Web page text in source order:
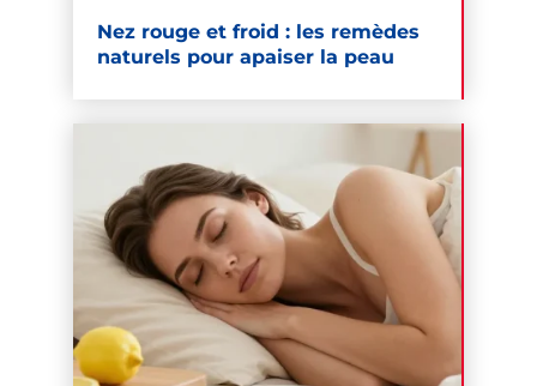
Nez rouge et froid : les remèdes
naturels pour apaiser la peau